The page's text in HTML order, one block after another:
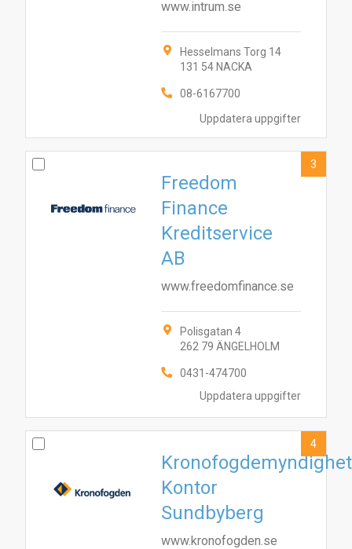
Uppdatera uppgifter
www.intrum.se
Hesselmans Torg 14
131 54 NACKA
08-6167700
Uppdatera uppgifter
Freedom
Finance
Kreditservice
AB
www.freedomfinance.se
Polisgatan 4
262 79 ÄNGELHOLM
0431-474700
3
Kontor
Sundbyberg
www.kronofogden.se
4